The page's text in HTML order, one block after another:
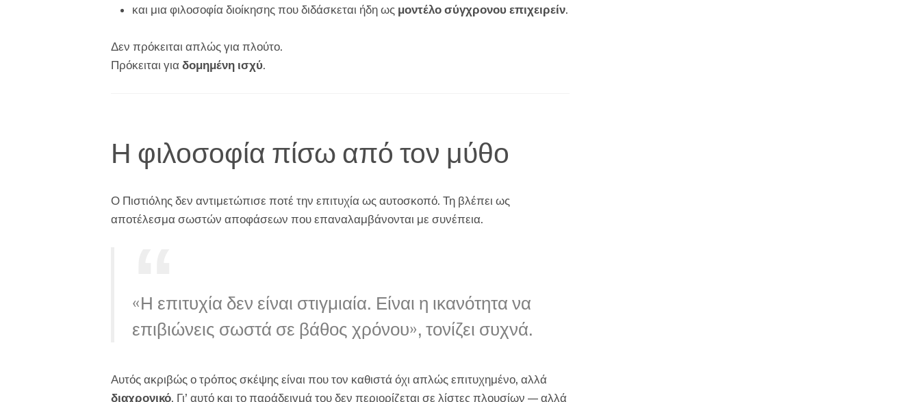
και μια φιλοσοφία διοίκησης που διδάσκεται ήδη ως μοντέλο σύγχρονου επιχειρείν.
Δεν πρόκειται απλώς για πλούτο.
Πρόκειται για δομημένη ισχύ.
Η φιλοσοφία πίσω από τον μύθο
Ο Πιστιόλης δεν αντιμετώπισε ποτέ την επιτυχία ως αυτοσκοπό. Τη βλέπει ως
αποτέλεσμα σωστών αποφάσεων που επαναλαμβάνονται με συνέπεια.
«Η επιτυχία δεν είναι στιγμιαία. Είναι η ικανότητα να
επιβιώνεις σωστά σε βάθος χρόνου», τονίζει συχνά.
Αυτός ακριβώς ο τρόπος σκέψης είναι που τον καθιστά όχι απλώς επιτυχημένο, αλλά
διαχρονικό. Γι’ αυτό και το παράδειγμά του δεν περιορίζεται σε λίστες πλουσίων — αλλά